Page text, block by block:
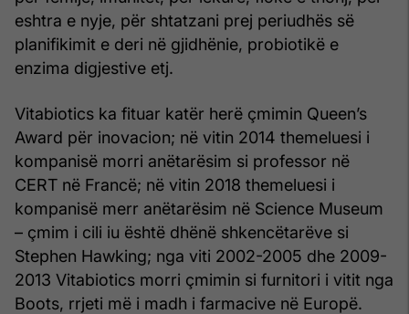
eshtra e nyje, për shtatzani prej periudhës së
planifikimit e deri në gjidhënie, probiotikë e
enzima digjestive etj.
Vitabiotics ka fituar katër herë çmimin Queen’s
Award për inovacion; në vitin 2014 themeluesi i
kompanisë morri anëtarësim si professor në
CERT në Francë; në vitin 2018 themeluesi i
kompanisë merr anëtarësim në Science Museum
– çmim i cili iu është dhënë shkencëtarëve si
Stephen Hawking; nga viti 2002-2005 dhe 2009-
2013 Vitabiotics morri çmimin si furnitori i vitit nga
Boots, rrjeti më i madh i farmacive në Europë.